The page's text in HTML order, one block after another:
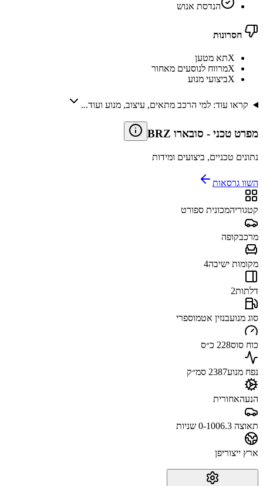
הנדסת אנוש
חסרונות
Xתא מטען
Xמרווח לנוסעים מאחור
Xביצועי מנוע
קראו עוד: למי הרכב מתאים, עיצוב, מנוע ועוד...
מפרט טכני - סובארו BRZ
נתונים טכניים, ביצועים ומידות
השוו גרסאות
קטגוריהמכונית ספורט
מרכבקופה
מקומות ישיבה4
דלתות2
סוג מנועבנזין אטמוספרי
כוח סוס228 כ״ס
נפח מנוע2387 סמ״ק
הנעהאחורית
תאוצה 0-100 6.3 שניות
ארץ ייצוריפן